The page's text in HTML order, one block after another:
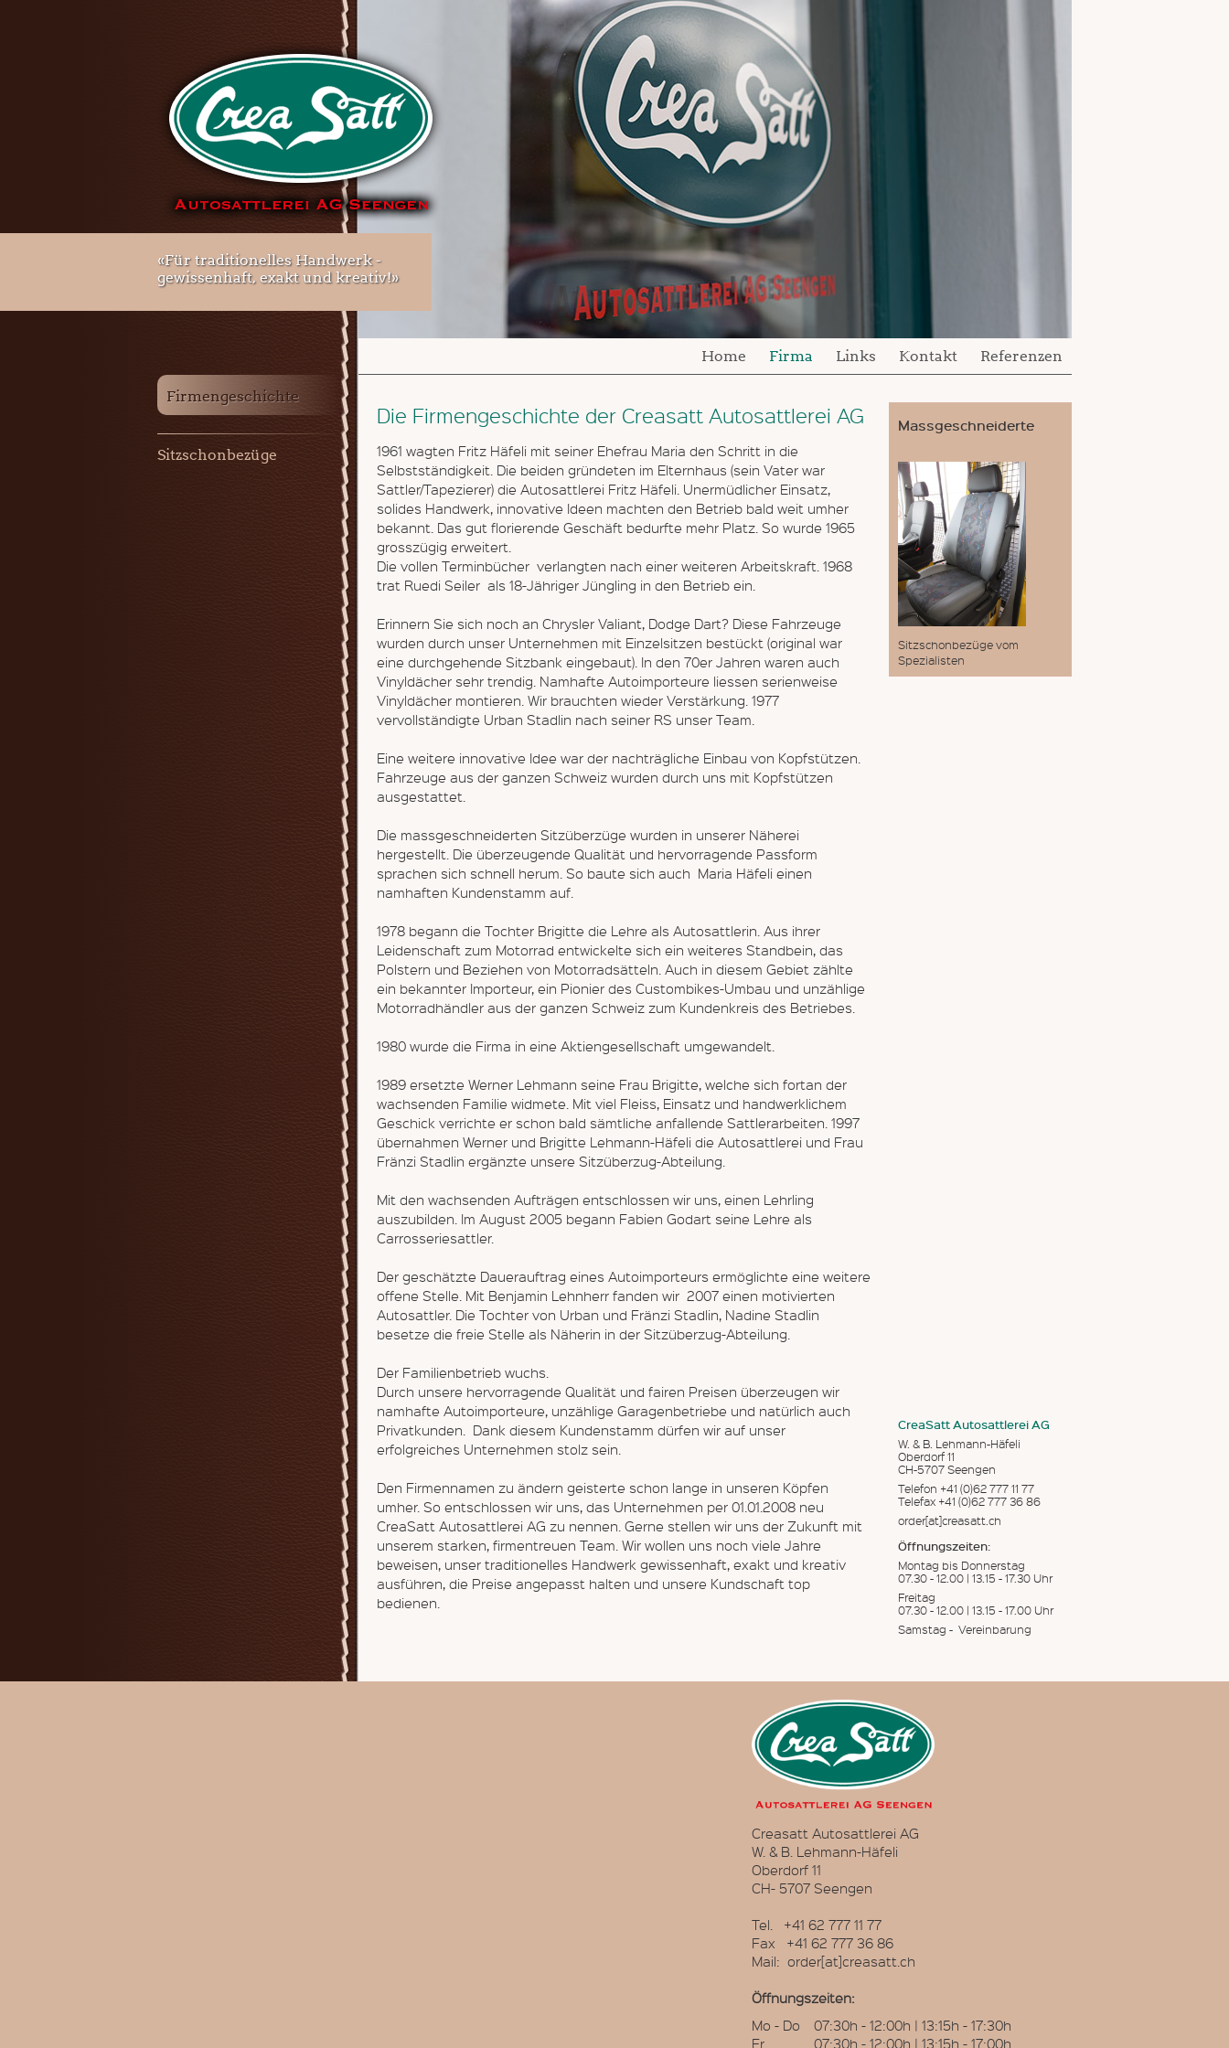
«Für traditionelles Handwerk -
gewissenhaft, exakt und kreativ!»
Home Firma Links Kontakt Referenzen
Firmengeschichte
Sitzschonbezüge
Die Firmengeschichte der Creasatt Autosattlerei AG
1961 wagten Fritz Häfeli mit seiner Ehefrau Maria den Schritt in die
Selbstständigkeit. Die beiden gründeten im Elternhaus (sein Vater war
Sattler/Tapezierer) die Autosattlerei Fritz Häfeli. Unermüdlicher Einsatz,
solides Handwerk, innovative Ideen machten den Betrieb bald weit umher
bekannt. Das gut florierende Geschäft bedurfte mehr Platz. So wurde 1965
grosszügig erweitert.
Die vollen Terminbücher verlangten nach einer weiteren Arbeitskraft. 1968
trat Ruedi Seiler als 18-Jähriger Jüngling in den Betrieb ein.
Erinnern Sie sich noch an Chrysler Valiant, Dodge Dart? Diese Fahrzeuge
wurden durch unser Unternehmen mit Einzelsitzen bestückt (original war
eine durchgehende Sitzbank eingebaut). In den 70er Jahren waren auch
Vinyldächer sehr trendig. Namhafte Autoimporteure liessen serienweise
Vinyldächer montieren. Wir brauchten wieder Verstärkung. 1977
vervollständigte Urban Stadlin nach seiner RS unser Team.
Eine weitere innovative Idee war der nachträgliche Einbau von Kopfstützen.
Fahrzeuge aus der ganzen Schweiz wurden durch uns mit Kopfstützen
ausgestattet.
Die massgeschneiderten Sitzüberzüge wurden in unserer Näherei
hergestellt. Die überzeugende Qualität und hervorragende Passform
sprachen sich schnell herum. So baute sich auch Maria Häfeli einen
namhaften Kundenstamm auf.
1978 begann die Tochter Brigitte die Lehre als Autosattlerin. Aus ihrer
Leidenschaft zum Motorrad entwickelte sich ein weiteres Standbein, das
Polstern und Beziehen von Motorradsätteln. Auch in diesem Gebiet zählte
ein bekannter Importeur, ein Pionier des Custombikes-Umbau und unzählige
Motorradhändler aus der ganzen Schweiz zum Kundenkreis des Betriebes.
1980 wurde die Firma in eine Aktiengesellschaft umgewandelt.
1989 ersetzte Werner Lehmann seine Frau Brigitte, welche sich fortan der
wachsenden Familie widmete. Mit viel Fleiss, Einsatz und handwerklichem
Geschick verrichte er schon bald sämtliche anfallende Sattlerarbeiten. 1997
übernahmen Werner und Brigitte Lehmann-Häfeli die Autosattlerei und Frau
Fränzi Stadlin ergänzte unsere Sitzüberzug-Abteilung.
Mit den wachsenden Aufträgen entschlossen wir uns, einen Lehrling
auszubilden. Im August 2005 begann Fabien Godart seine Lehre als
Carrosseriesattler.
Der geschätzte Dauerauftrag eines Autoimporteurs ermöglichte eine weitere
offene Stelle. Mit Benjamin Lehnherr fanden wir 2007 einen motivierten
Autosattler. Die Tochter von Urban und Fränzi Stadlin, Nadine Stadlin
besetze die freie Stelle als Näherin in der Sitzüberzug-Abteilung.
Der Familienbetrieb wuchs.
Durch unsere hervorragende Qualität und fairen Preisen überzeugen wir
namhafte Autoimporteure, unzählige Garagenbetriebe und natürlich auch
Privatkunden. Dank diesem Kundenstamm dürfen wir auf unser
erfolgreiches Unternehmen stolz sein.
Den Firmennamen zu ändern geisterte schon lange in unseren Köpfen
umher. So entschlossen wir uns, das Unternehmen per 01.01.2008 neu
CreaSatt Autosattlerei AG zu nennen. Gerne stellen wir uns der Zukunft mit
unserem starken, firmentreuen Team. Wir wollen uns noch viele Jahre
beweisen, unser traditionelles Handwerk gewissenhaft, exakt und kreativ
ausführen, die Preise angepasst halten und unsere Kundschaft top
bedienen.
Massgeschneiderte
Sitzschonbezüge vom
Spezialisten
CreaSatt Autosattlerei AG
W. & B. Lehmann-Häfeli
Oberdorf 11
CH-5707 Seengen
Telefon +41 (0)62 777 11 77
Telefax +41 (0)62 777 36 86
order[at]creasatt.ch
Öffnungszeiten:
Montag bis Donnerstag
07.30 - 12.00 | 13.15 - 17.30 Uhr
Freitag
07.30 - 12.00 | 13.15 - 17.00 Uhr
Samstag - Vereinbarung
Creasatt Autosattlerei AG
W. & B. Lehmann-Häfeli
Oberdorf 11
CH- 5707 Seengen
Tel. +41 62 777 11 77
Fax +41 62 777 36 86
Mail: order[at]creasatt.ch
Öffnungszeiten:
Mo - Do
07:30h - 12:00h | 13:15h - 17:30h
Fr
07:30h - 12:00h | 13:15h - 17:00h